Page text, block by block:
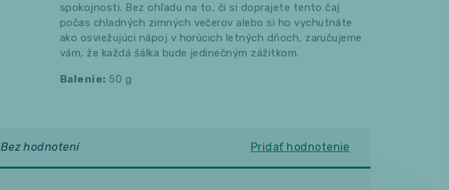
spokojnosti. Bez ohľadu na to, či si doprajete tento čaj
počas chladných zimných večerov alebo si ho vychutnáte
ako osviežujúci nápoj v horúcich letných dňoch, zaručujeme
vám, že každá šálka bude jedinečným zážitkom.
Balenie: 50 g
Bez hodnotení Pridať hodnotenie